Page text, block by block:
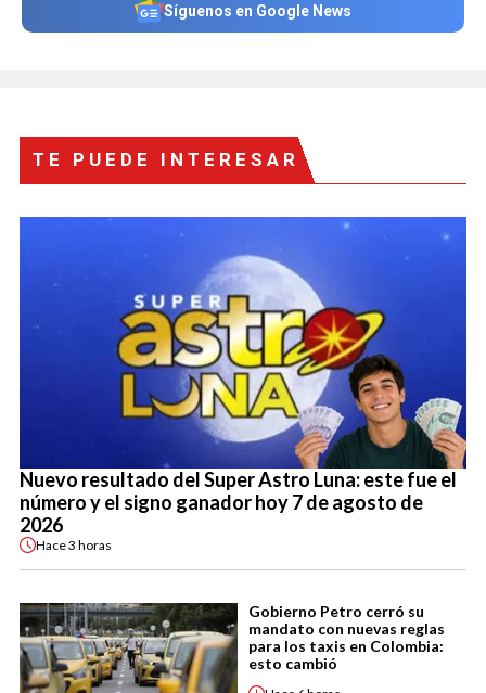
Síguenos en Google News
TE PUEDE INTERESAR
Nuevo resultado del Super Astro Luna: este fue el
número y el signo ganador hoy 7 de agosto de
2026
Hace3 horas
Gobierno Petro cerró su
mandato con nuevas reglas
para los taxis en Colombia:
esto cambió